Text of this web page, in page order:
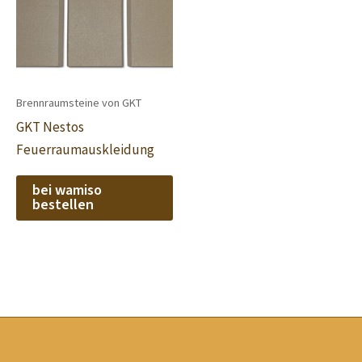
Brennraumsteine von GKT
GKT Nestos
Feuerraumauskleidung
bei wamiso
bestellen